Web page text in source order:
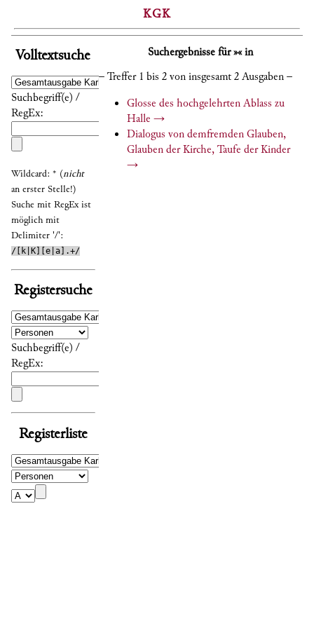
KGK
Volltextsuche
Suchbegriff(e) /
RegEx:
Wildcard: * (nicht
an erster Stelle!)
Suche mit RegEx ist
möglich mit
Delimiter '/':
/[k|K][e|a].+/
Registersuche
Suchbegriff(e) /
RegEx:
Registerliste
Suchergebnisse für »« in
– Treffer 1 bis 2 von insgesamt 2 Ausgaben –
Glosse des hochgelehrten Ablass zu
Halle →
Dialogus von demfremden Glauben,
Glauben der Kirche, Taufe der Kinder
→